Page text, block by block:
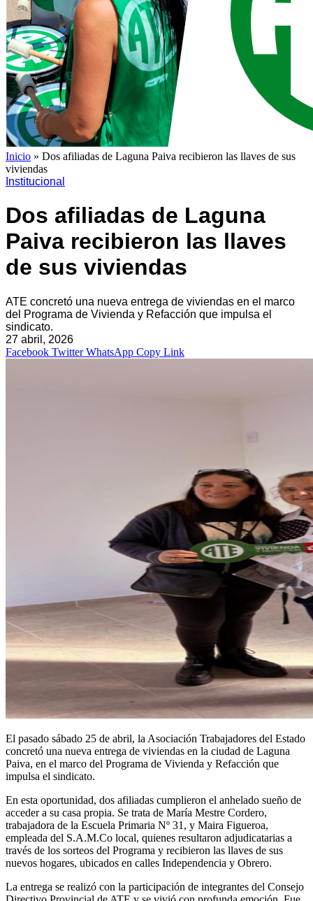
Inicio » Dos afiliadas de Laguna Paiva recibieron las llaves de sus
viviendas
Institucional
Dos afiliadas de Laguna
Paiva recibieron las llaves
de sus viviendas
ATE concretó una nueva entrega de viviendas en el marco
del Programa de Vivienda y Refacción que impulsa el
sindicato.
27 abril, 2026
Facebook Twitter WhatsApp Copy Link
El pasado sábado 25 de abril, la Asociación Trabajadores del Estado
concretó una nueva entrega de viviendas en la ciudad de Laguna
Paiva, en el marco del Programa de Vivienda y Refacción que
impulsa el sindicato.
En esta oportunidad, dos afiliadas cumplieron el anhelado sueño de
acceder a su casa propia. Se trata de María Mestre Cordero,
trabajadora de la Escuela Primaria Nº 31, y Maira Figueroa,
empleada del S.A.M.Co local, quienes resultaron adjudicatarias a
través de los sorteos del Programa y recibieron las llaves de sus
nuevos hogares, ubicados en calles Independencia y Obrero.
La entrega se realizó con la participación de integrantes del Consejo